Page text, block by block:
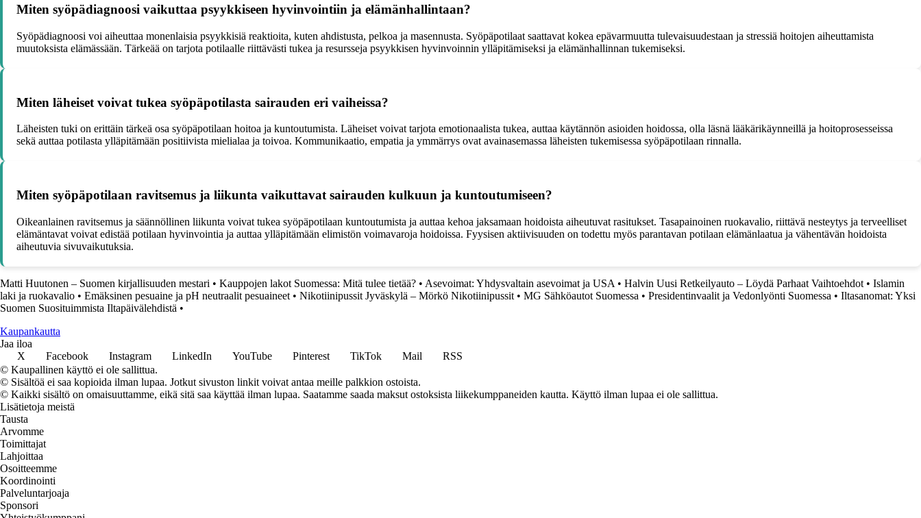
Miten syöpädiagnoosi vaikuttaa psyykkiseen hyvinvointiin ja elämänhallintaan?
Syöpädiagnoosi voi aiheuttaa monenlaisia psyykkisiä reaktioita, kuten ahdistusta, pelkoa ja masennusta. Syöpäpotilaat saattavat kokea epävarmuutta tulevaisuudestaan ja stressiä hoitojen aiheuttamista
muutoksista elämässään. Tärkeää on tarjota potilaalle riittävästi tukea ja resursseja psyykkisen hyvinvoinnin ylläpitämiseksi ja elämänhallinnan tukemiseksi.
Miten läheiset voivat tukea syöpäpotilasta sairauden eri vaiheissa?
Läheisten tuki on erittäin tärkeä osa syöpäpotilaan hoitoa ja kuntoutumista. Läheiset voivat tarjota emotionaalista tukea, auttaa käytännön asioiden hoidossa, olla läsnä lääkärikäynneillä ja hoitoprosesseissa
sekä auttaa potilasta ylläpitämään positiivista mielialaa ja toivoa. Kommunikaatio, empatia ja ymmärrys ovat avainasemassa läheisten tukemisessa syöpäpotilaan rinnalla.
Miten syöpäpotilaan ravitsemus ja liikunta vaikuttavat sairauden kulkuun ja kuntoutumiseen?
Oikeanlainen ravitsemus ja säännöllinen liikunta voivat tukea syöpäpotilaan kuntoutumista ja auttaa kehoa jaksamaan hoidoista aiheutuvat rasitukset. Tasapainoinen ruokavalio, riittävä nesteytys ja terveelliset
elämäntavat voivat edistää potilaan hyvinvointia ja auttaa ylläpitämään elimistön voimavaroja hoidoissa. Fyysisen aktiivisuuden on todettu myös parantavan potilaan elämänlaatua ja vähentävän hoidoista
aiheutuvia sivuvaikutuksia.
Matti Huutonen – Suomen kirjallisuuden mestari • Kauppojen lakot Suomessa: Mitä tulee tietää? • Asevoimat: Yhdysvaltain asevoimat ja USA • Halvin Uusi Retkeilyauto – Löydä Parhaat Vaihtoehdot • Islamin
laki ja ruokavalio • Emäksinen pesuaine ja pH neutraalit pesuaineet • Nikotiinipussit Jyväskylä – Mörkö Nikotiinipussit • MG Sähköautot Suomessa • Presidentinvaalit ja Vedonlyönti Suomessa • Iltasanomat: Yksi
Suomen Suosituimmista Iltapäivälehdistä •
Kaupankautta
Jaa iloa
X
Facebook Instagram LinkedIn YouTube Pinterest TikTok Mail
RSS
© Kaupallinen käyttö ei ole sallittua.
© Sisältöä ei saa kopioida ilman lupaa. Jotkut sivuston linkit voivat antaa meille palkkion ostoista.
© Kaikki sisältö on omaisuuttamme, eikä sitä saa käyttää ilman lupaa. Saatamme saada maksut ostoksista liikekumppaneiden kautta. Käyttö ilman lupaa ei ole sallittua.
Lisätietoja meistä
Tausta
Arvomme
Toimittajat
Lahjoittaa
Osoitteemme
Koordinointi
Palveluntarjoaja
Sponsori